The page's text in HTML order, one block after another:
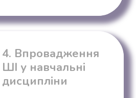
4. Впровадження
ШІ у навчальні
дисципліни